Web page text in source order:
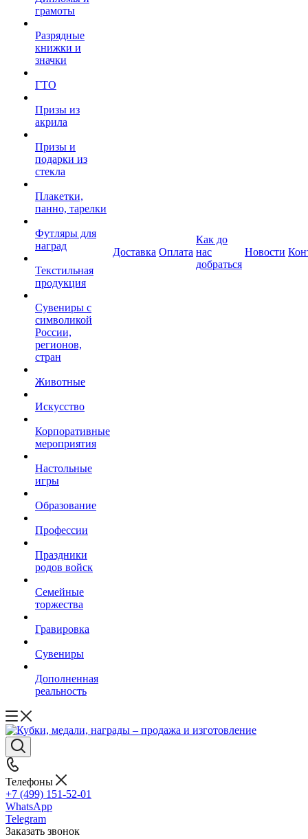
грамоты
Разрядные
книжки и
значки
ГТО
Призы из
акрила
Призы и
подарки из
стекла
Плакетки,
панно, тарелки
Футляры для
наград
Текстильная
продукция
Сувениры с
символикой
России,
регионов,
стран
Животные
Искусство
Корпоративные
мероприятия
Настольные
игры
Образование
Профессии
Праздники
родов войск
Семейные
торжества
Гравировка
Сувениры
Дополненная
реальность
Доставка Оплата
Как до
нас
добраться
Новости
Телефоны
+7 (499) 151-52-01
WhatsApp
Telegram
Заказать звонок